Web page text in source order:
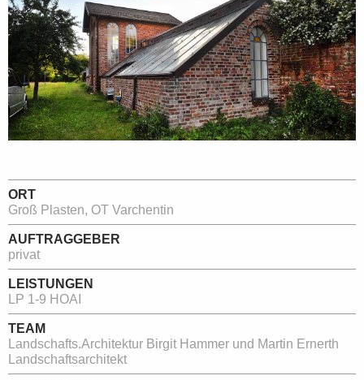
ORT
Groß Plasten, OT Varchentin
AUFTRAGGEBER
privat
LEISTUNGEN
LP 1-9 HOAI
TEAM
Landschafts.Architektur Birgit Hammer und Martin Ernerth
Landschaftsarchitekt